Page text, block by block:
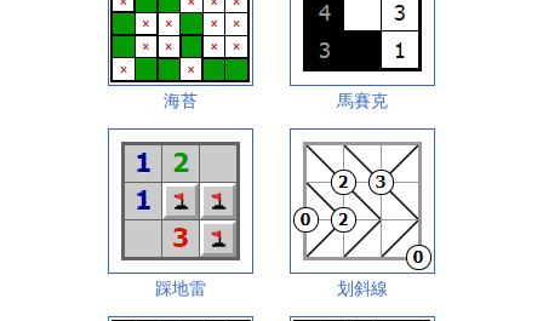
海苔 馬賽克
踩地雷 划斜線